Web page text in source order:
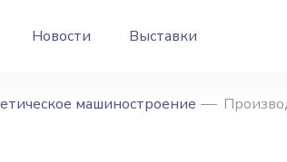
Новости Выставки
машиностроение